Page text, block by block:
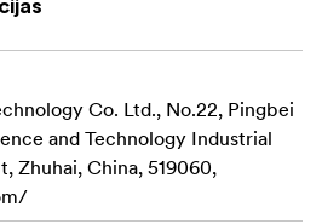
pārklājums ērtai un ātrai
pārklājums samazina
kopējo kontrastu.
nemainīgi stabilas un laika gaitā
Co. Ltd., No.22, Pingbei
and Technology Industrial
Zhuhai, China, 519060,